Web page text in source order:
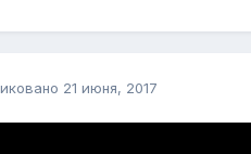
21 июня, 2017